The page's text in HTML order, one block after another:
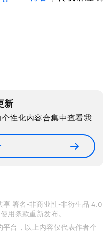
新
性化内容合集中查看我
享 署名-非商业性-非衍生品 4.0
用条款重新发布。
台，以上内容仅代表作者个